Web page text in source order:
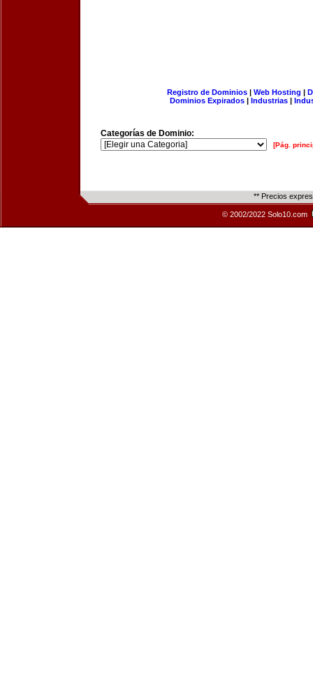
Registro de Dominios| Web Hosting |
Dominios Expirados | Industrias |
Categorías de Dominio:
[Pág.
** Precios
© 2002/2022 Solo10.com